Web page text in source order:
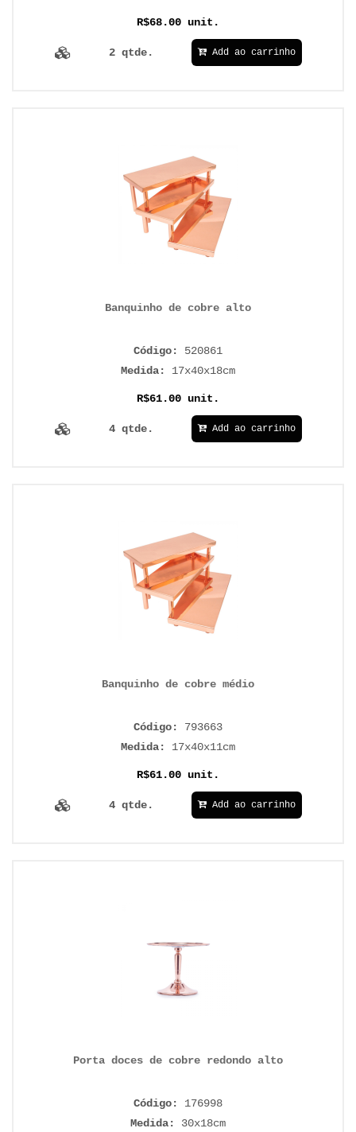
R$68.00 unit.
2 qtde. Add ao carrinho
Banquinho de cobre alto
Código: 520861
Medida: 17x40x18cm
R$61.00 unit.
4 qtde. Add ao carrinho
Banquinho de cobre médio
Código: 793663
Medida: 17x40x11cm
R$61.00 unit.
4 qtde. Add ao carrinho
Porta doces de cobre redondo alto
Código: 176998
Medida: 30x18cm